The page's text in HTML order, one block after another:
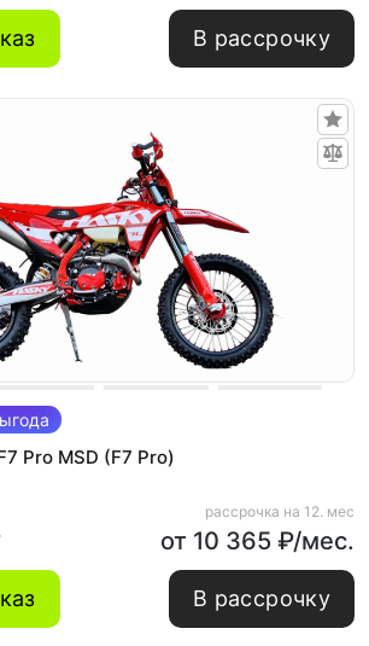
В рассрочку
Pro MSD (F7 Pro)
рассрочка на 12. мес
от 10 365 ₽/мес.
В рассрочку